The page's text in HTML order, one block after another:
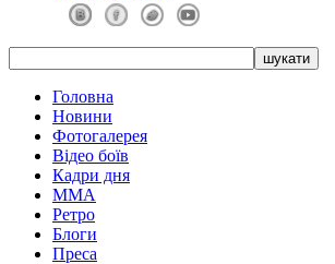
Головна
Новини
Фотогалерея
Відео боїв
Кадри дня
ММА
Ретро
Блоги
Преса